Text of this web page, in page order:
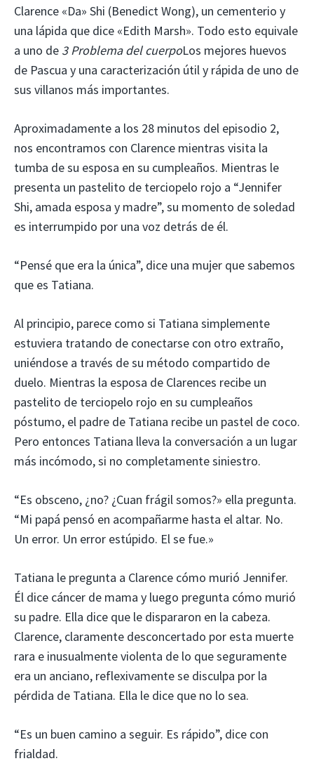
Clarence «Da» Shi (Benedict Wong), un cementerio y
una lápida que dice «Edith Marsh». Todo esto equivale
a uno de 3 Problema del cuerpoLos mejores huevos
de Pascua y una caracterización útil y rápida de uno de
sus villanos más importantes.
Aproximadamente a los 28 minutos del episodio 2,
nos encontramos con Clarence mientras visita la
tumba de su esposa en su cumpleaños. Mientras le
presenta un pastelito de terciopelo rojo a “Jennifer
Shi, amada esposa y madre”, su momento de soledad
es interrumpido por una voz detrás de él.
“Pensé que era la única”, dice una mujer que sabemos
que es Tatiana.
Al principio, parece como si Tatiana simplemente
estuviera tratando de conectarse con otro extraño,
uniéndose a través de su método compartido de
duelo. Mientras la esposa de Clarences recibe un
pastelito de terciopelo rojo en su cumpleaños
póstumo, el padre de Tatiana recibe un pastel de coco.
Pero entonces Tatiana lleva la conversación a un lugar
más incómodo, si no completamente siniestro.
“Es obsceno, ¿no? ¿Cuan frágil somos?» ella pregunta.
“Mi papá pensó en acompañarme hasta el altar. No.
Un error. Un error estúpido. El se fue.»
Tatiana le pregunta a Clarence cómo murió Jennifer.
Él dice cáncer de mama y luego pregunta cómo murió
su padre. Ella dice que le dispararon en la cabeza.
Clarence, claramente desconcertado por esta muerte
rara e inusualmente violenta de lo que seguramente
era un anciano, reflexivamente se disculpa por la
pérdida de Tatiana. Ella le dice que no lo sea.
“Es un buen camino a seguir. Es rápido”, dice con
frialdad.